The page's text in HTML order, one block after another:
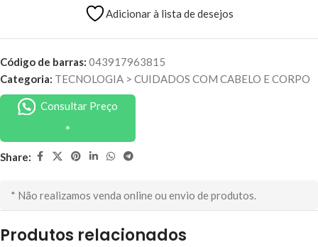
Adicionar à lista de desejos
Código de barras: 043917963815
Categoria: TECNOLOGIA > CUIDADOS COM CABELO E CORPO
Consultar Preço
Share:
* Não realizamos venda online ou envio de produtos.
Produtos relacionados